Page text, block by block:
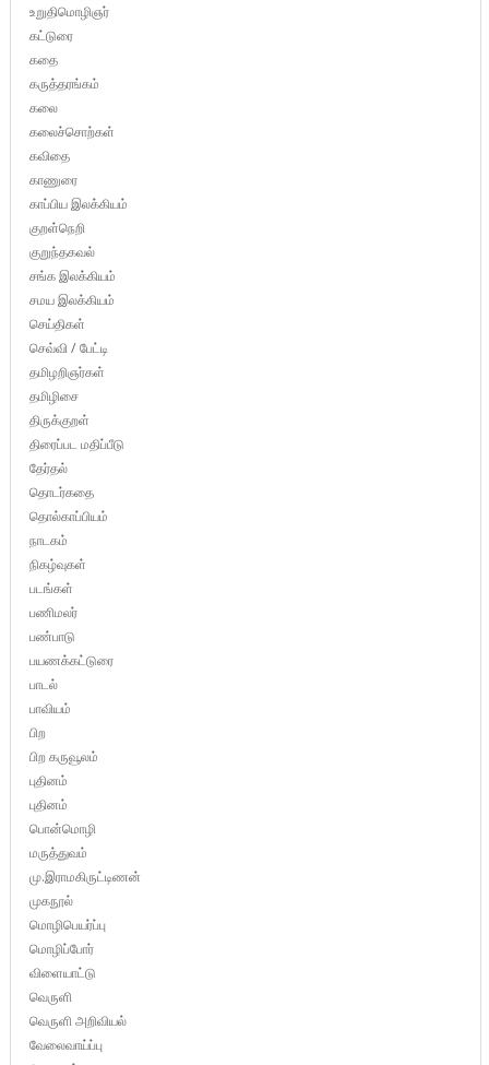
உறுதிமொழிஞர்
கட்டுரை
கதை
கருத்தரங்கம்
கலை
கலைச்சொற்கள்
கவிதை
காணுரை
காப்பிய இலக்கியம்
குறள்நெறி
குறுந்தகவல்
சங்க இலக்கியம்
சமய இலக்கியம்
செய்திகள்
செவ்வி / பேட்டி
தமிழறிஞர்கள்
தமிழிசை
திருக்குறள்
திரைப்பட மதிப்பீடு
தேர்தல்
தொடர்கதை
தொல்காப்பியம்
நாடகம்
நிகழ்வுகள்
படங்கள்
பணிமலர்
பண்பாடு
பயணக்கட்டுரை
பாடல்
பாவியம்
பிற
பிற கருவூலம்
புதினம்
புதினம்
பொன்மொழி
மருத்துவம்
மு.இராமகிருட்டிணன்
முகநூல்
மொழிபெயர்ப்பு
மொழிப்போர்
விளையாட்டு
வெருளி
வெருளி அறிவியல்
வேலைவாய்ப்பு